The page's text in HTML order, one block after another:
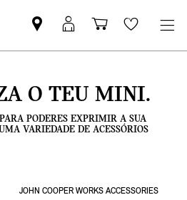
Pesquisar
parceiro
Iniciar
sessão
Carrinho
de
Wishlist
O TEU MINI.
PODERES EXPRIMIR A SUA
VARIEDADE DE ACESSÓRIOS
JOHN COOPER WORKS ACCESSORIES